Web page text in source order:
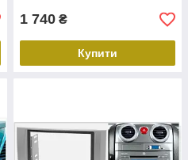
1 740 ₴
Купити